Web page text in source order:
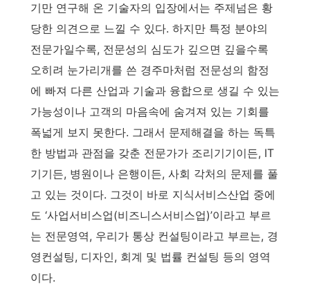
기만 연구해 온 기술자의 입장에서는 주제넘은 황
당한 의견으로 느낄 수 있다. 하지만 특정 분야의
전문가일수록, 전문성의 심도가 깊으면 깊을수록
오히려 눈가리개를 쓴 경주마처럼 전문성의 함정
에 빠져 다른 산업과 기술과 융합으로 생길 수 있는
가능성이나 고객의 마음속에 숨겨져 있는 기회를
폭넓게 보지 못한다. 그래서 문제해결을 하는 독특
한 방법과 관점을 갖춘 전문가가 조리기기이든, IT
기기든, 병원이나 은행이든, 사회 각처의 문제를 풀
고 있는 것이다. 그것이 바로 지식서비스산업 중에
도 ‘사업서비스업(비즈니스서비스업)’이라고 부르
는 전문영역, 우리가 통상 컨설팅이라고 부르는, 경
영컨설팅, 디자인, 회계 및 법률 컨설팅 등의 영역
이다.